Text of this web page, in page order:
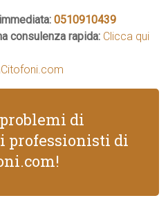
0510910439
consulenza rapida: Clicca qui
di
professionisti di